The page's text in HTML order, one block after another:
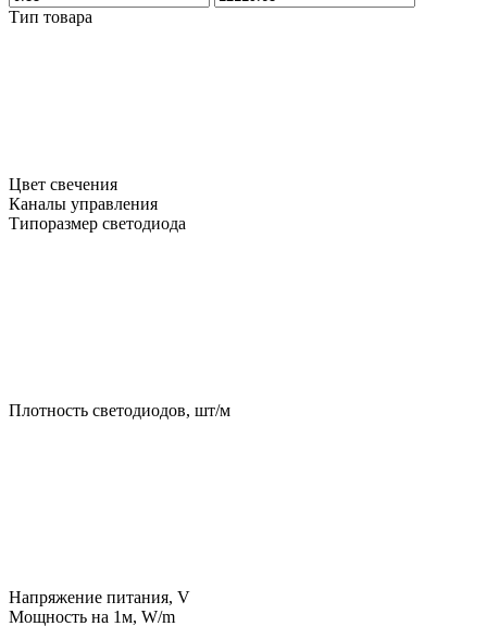
Тип товара
Цвет свечения
Каналы управления
Типоразмер светодиода
Плотность светодиодов, шт/м
Напряжение питания, V
Мощность на 1м, W/m